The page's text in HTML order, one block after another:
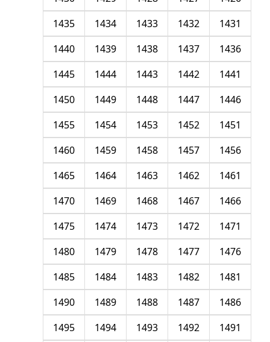
1431
1432
1433
1434
1435
1436
1437
1438
1439
1440
1441
1442
1443
1444
1445
1446
1447
1448
1449
1450
1451
1452
1453
1454
1455
1456
1457
1458
1459
1460
1461
1462
1463
1464
1465
1466
1467
1468
1469
1470
1471
1472
1473
1474
1475
1476
1477
1478
1479
1480
1481
1482
1483
1484
1485
1486
1487
1488
1489
1490
1491
1492
1493
1494
1495